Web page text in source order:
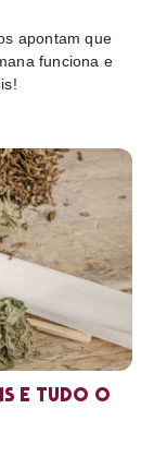
apontam que
funciona e
e tudo o